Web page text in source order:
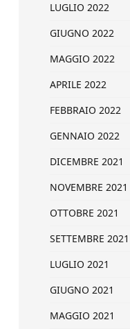
LUGLIO 2022
GIUGNO 2022
MAGGIO 2022
APRILE 2022
FEBBRAIO 2022
GENNAIO 2022
DICEMBRE 2021
NOVEMBRE 2021
OTTOBRE 2021
SETTEMBRE 2021
LUGLIO 2021
GIUGNO 2021
MAGGIO 2021